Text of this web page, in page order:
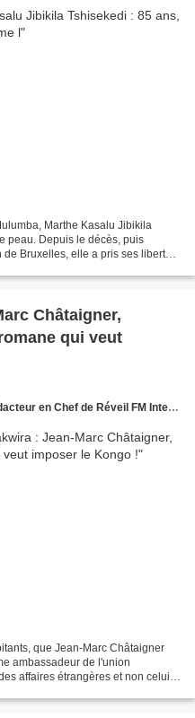
Marthe Kasalu Jibikila
peau. Depuis le décès, puis
Bruxelles, elle a pris ses libertés.
Châtaigner,
qui veut
en Chef de Réveil FM International
que Jean-Marc Châtaigner
ambassadeur de l'union
affaires étrangères et non celui